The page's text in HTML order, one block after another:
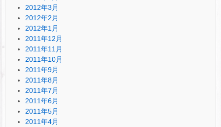
2012年3月
2012年2月
2012年1月
2011年12月
2011年11月
2011年10月
2011年9月
2011年8月
2011年7月
2011年6月
2011年5月
2011年4月